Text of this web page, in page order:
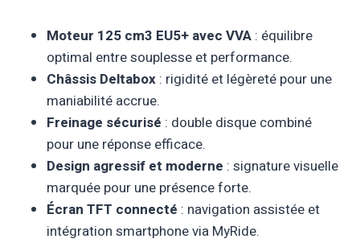
Moteur 125 cm3 EU5+ avec VVA : équilibre
optimal entre souplesse et performance.
Châssis Deltabox : rigidité et légèreté pour une
maniabilité accrue.
Freinage sécurisé : double disque combiné
pour une réponse efficace.
Design agressif et moderne : signature visuelle
marquée pour une présence forte.
Écran TFT connecté : navigation assistée et
intégration smartphone via MyRide.